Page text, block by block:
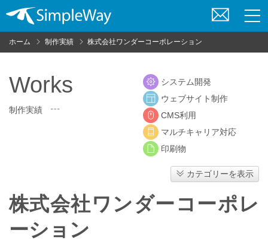
お
問
い
ホーム 制作実績 株式会社ワンダーコーポレーション
Works
制作実績
システム開発
ウェブサイト制作
CMS利用
マルチキャリア対応
印刷物
カテゴリーを表示
株式会社ワンダーコーポレ
ーション